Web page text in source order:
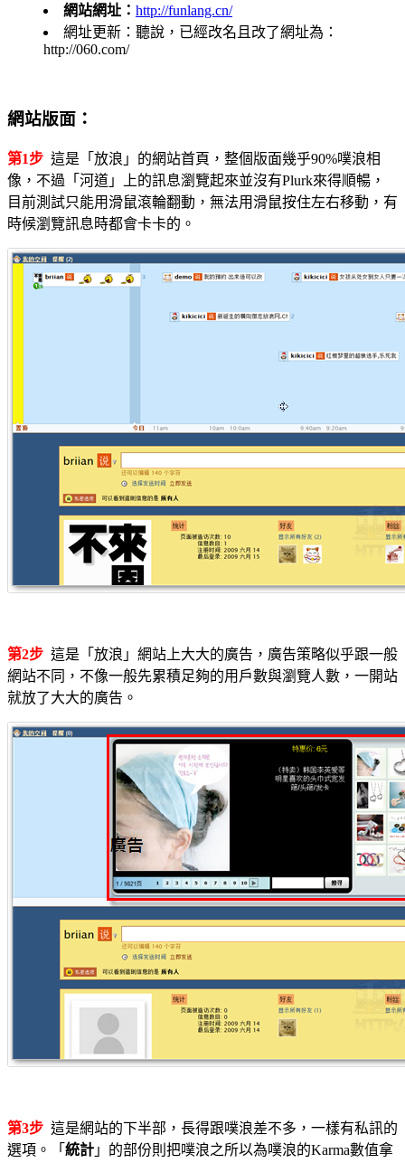
網站網址： http://funlang.cn/
網址更新：聽說，已經改名且改了網址為：
http://060.com/
網站版面：
第1步 這是「放浪」的網站首頁，整個版面幾乎90%噗浪相
像，不過「河道」上的訊息瀏覽起來並沒有Plurk來得順暢，
目前測試只能用滑鼠滾輪翻動，無法用滑鼠按住左右移動，有
時候瀏覽訊息時都會卡卡的。
第2步 這是「放浪」網站上大大的廣告，廣告策略似乎跟一般
網站不同，不像一般先累積足夠的用戶數與瀏覽人數，一開站
就放了大大的廣告。
第3步 這是網站的下半部，長得跟噗浪差不多，一樣有私訊的
選項。「 統計 」的部份則把噗浪之所以為噗浪的Karma數值拿